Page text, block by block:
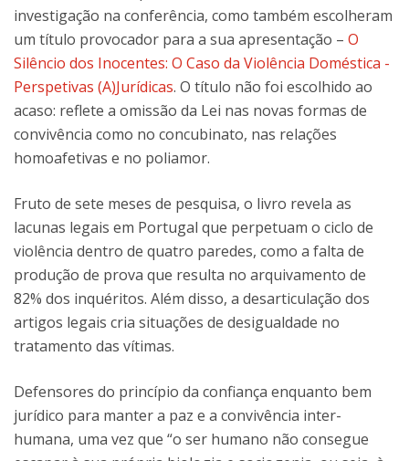
investigação na conferência, como também escolheram
um título provocador para a sua apresentação – O
Silêncio dos Inocentes: O Caso da Violência Doméstica -
Perspetivas (A)Jurídicas. O título não foi escolhido ao
acaso: reflete a omissão da Lei nas novas formas de
convivência como no concubinato, nas relações
homoafetivas e no poliamor.
Fruto de sete meses de pesquisa, o livro revela as
lacunas legais em Portugal que perpetuam o ciclo de
violência dentro de quatro paredes, como a falta de
produção de prova que resulta no arquivamento de
82% dos inquéritos. Além disso, a desarticulação dos
artigos legais cria situações de desigualdade no
tratamento das vítimas.
Defensores do princípio da confiança enquanto bem
jurídico para manter a paz e a convivência inter-
humana, uma vez que “o ser humano não consegue